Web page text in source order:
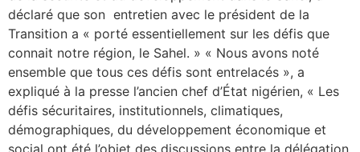
déclaré que son entretien avec le président de la
Transition a « porté essentiellement sur les défis que
connait notre région, le Sahel. » « Nous avons noté
ensemble que tous ces défis sont entrelacés », a
expliqué à la presse l’ancien chef d’État nigérien, « Les
défis sécuritaires, institutionnels, climatiques,
démographiques, du développement économique et
social ont été l’objet des discussions entre la délégation